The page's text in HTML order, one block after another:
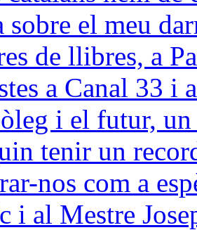
sobre el meu
de llibres, a
a Canal 33 i
i el futur,
tenir un
nos com a
i al Mestre